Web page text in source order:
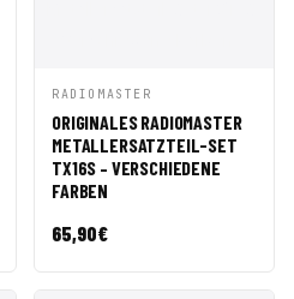
SCHNELLANSICHT
WARENKORB
RADIOMASTER
ORIGINALES RADIOMASTER
METALLERSATZTEIL-SET
TX16S – VERSCHIEDENE
FARBEN
65,90€